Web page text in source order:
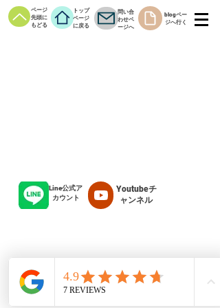
ページ
先頭に
もどる
トップ
ページ
に戻る
問い合
わせペ
ージへ
blogペー
ジへ行く
Line公式ア
カウント
Youtubeチ
ャンネル